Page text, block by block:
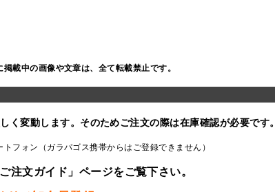
載中の画像や文章は、全て転載禁止です。
く変動します。そのためご注文の際は在庫確認が必要です。
フォン（ガラパゴス携帯からはご登録できません）
注文ガイド」ページをご覧下さい。